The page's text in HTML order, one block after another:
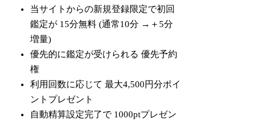
当サイトからの新規登録限定で初回
鑑定が 15分無料 (通常10分 →＋5分
増量)
優先的に鑑定が受けられる優先予約
権
利用回数に応じて最大4,500円分ポイ
ントプレゼント
自動精算設定完了で 1000ptプレゼン